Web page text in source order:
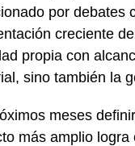
por debates
creciente
propia con
sino también la
meses
más amplio